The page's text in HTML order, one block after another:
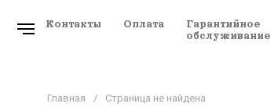
Контакты Оплата
Гарантийное
обслуживание
Главная / Страница не найдена